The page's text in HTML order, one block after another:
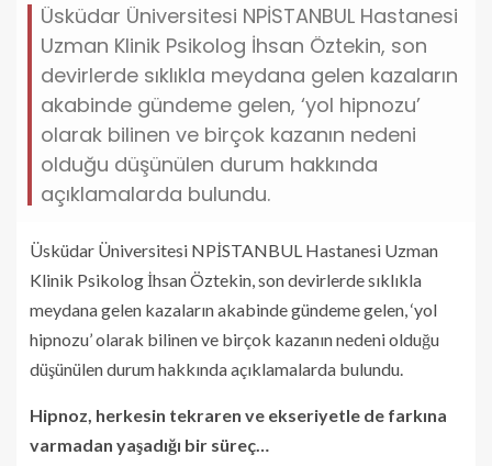
Üsküdar Üniversitesi NPİSTANBUL Hastanesi
Uzman Klinik Psikolog İhsan Öztekin, son
devirlerde sıklıkla meydana gelen kazaların
akabinde gündeme gelen, ‘yol hipnozu’
olarak bilinen ve birçok kazanın nedeni
olduğu düşünülen durum hakkında
açıklamalarda bulundu.
Üsküdar Üniversitesi NPİSTANBUL Hastanesi Uzman
Klinik Psikolog İhsan Öztekin, son devirlerde sıklıkla
meydana gelen kazaların akabinde gündeme gelen, ‘yol
hipnozu’ olarak bilinen ve birçok kazanın nedeni olduğu
düşünülen durum hakkında açıklamalarda bulundu.
Hipnoz, herkesin tekraren ve ekseriyetle de farkına
varmadan yaşadığı bir süreç…